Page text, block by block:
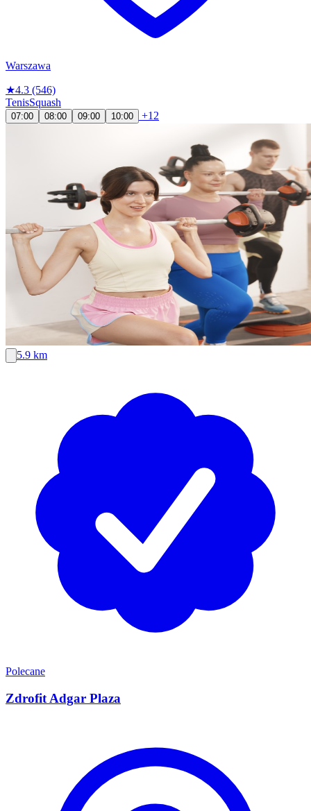
Warszawa
★4.3 (546)
TenisSquash
07:00 08:00 09:00 10:00 +12
5.9 km
Polecane
Zdrofit Adgar Plaza